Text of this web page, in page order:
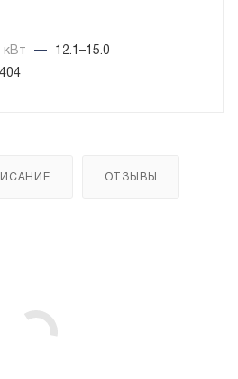
кВт
—
12.1–15.0
404
ОТЗЫВЫ